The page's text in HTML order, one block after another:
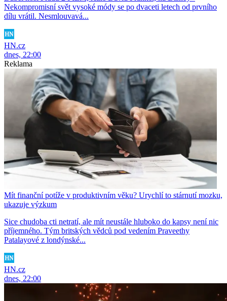
Nekompromisní svět vysoké módy se po dvaceti letech od prvního
dílu vrátil. Nesmlouvavá...
HN.cz
dnes, 22:00
Reklama
Mít finanční potíže v produktivním věku? Urychlí to stárnutí mozku,
ukazuje výzkum
Sice chudoba cti netratí, ale mít neustále hluboko do kapsy není nic
příjemného. Tým britských vědců pod vedením Praveethy
Patalayové z londýnské...
HN.cz
dnes, 22:00